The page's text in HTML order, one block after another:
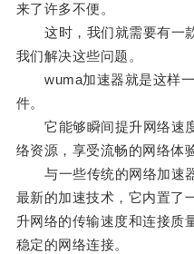
来了许多不便。
这时，我们就需要有一款
我们解决这些问题。
wuma加速器就是这样一
件。
它能够瞬间提升网络速度
络资源，享受流畅的网络体
与一些传统的网络加速器
最新的加速技术，它内置了
升网络的传输速度和连接质
稳定的网络连接。